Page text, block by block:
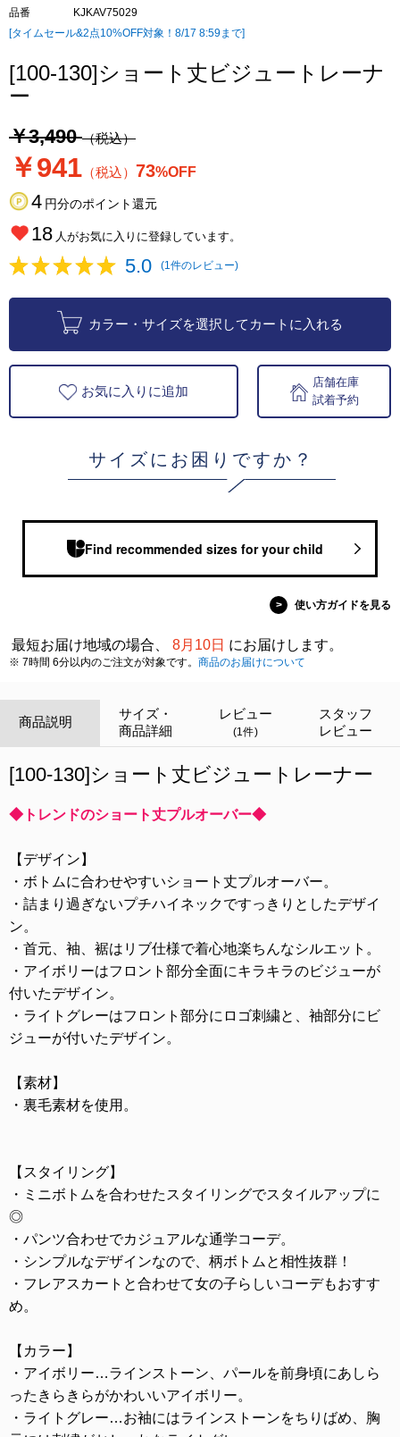
品番
KJKAV75029
[タイムセール&2点10%OFF対象！8/17 8:59まで]
[100-130]ショート丈ビジュートレーナ
ー
￥3,490（税込）
￥941 （税込） 73%OFF
4 円分のポイント還元
18 人がお気に入りに登録しています。
5.0 (1件のレビュー)
カラー・サイズを選択してカートに入れる
お気に入りに追加
店舗在庫
試着予約
サイズにお困りですか？
Find recommended sizes for your child
> 使い方ガイドを見る
最短お届け地域の場合、 8月10日 にお届けします。
※ 7時間 6分以内のご注文が対象です。 商品のお届けについて
商品説明
サイズ・
商品詳細
レビュー
(1件)
スタッフ
レビュー
[100-130]ショート丈ビジュートレーナー
◆トレンドのショート丈プルオーバー◆
【デザイン】
・ボトムに合わせやすいショート丈プルオーバー。
・詰まり過ぎないプチハイネックですっきりとしたデザイ
ン。
・首元、袖、裾はリブ仕様で着心地楽ちんなシルエット。
・アイボリーはフロント部分全面にキラキラのビジューが
付いたデザイン。
・ライトグレーはフロント部分にロゴ刺繍と、袖部分にビ
ジューが付いたデザイン。
【素材】
・裏毛素材を使用。
【スタイリング】
・ミニボトムを合わせたスタイリングでスタイルアップに
◎
・パンツ合わせでカジュアルな通学コーデ。
・シンプルなデザインなので、柄ボトムと相性抜群！
・フレアスカートと合わせて女の子らしいコーデもおすす
め。
【カラー】
・アイボリー…ラインストーン、パールを前身頃にあしら
ったきらきらがかわいいアイボリー。
・ライトグレー…お袖にはラインストーンをちりばめ、胸